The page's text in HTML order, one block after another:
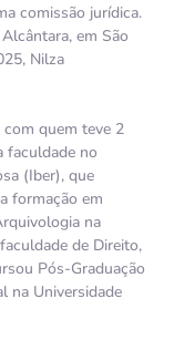
comissão jurídica.
em São
Nilza
com quem teve 2
faculdade no
(Iber), que
formação em
na
de Direito,
Pós-Graduação
na Universidade